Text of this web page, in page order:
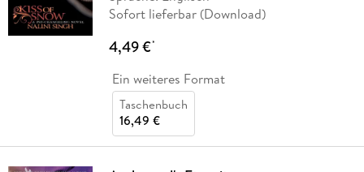
Sofort lieferbar (Download)
4,49 €*
Ein weiteres Format
Taschenbuch
16,49 €